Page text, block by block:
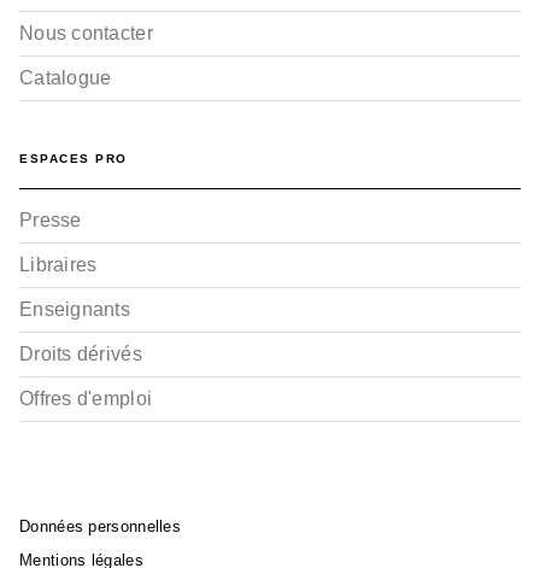
Nous contacter
Catalogue
ESPACES PRO
Presse
Libraires
Enseignants
Droits dérivés
Offres d'emploi
Données personnelles
Mentions légales